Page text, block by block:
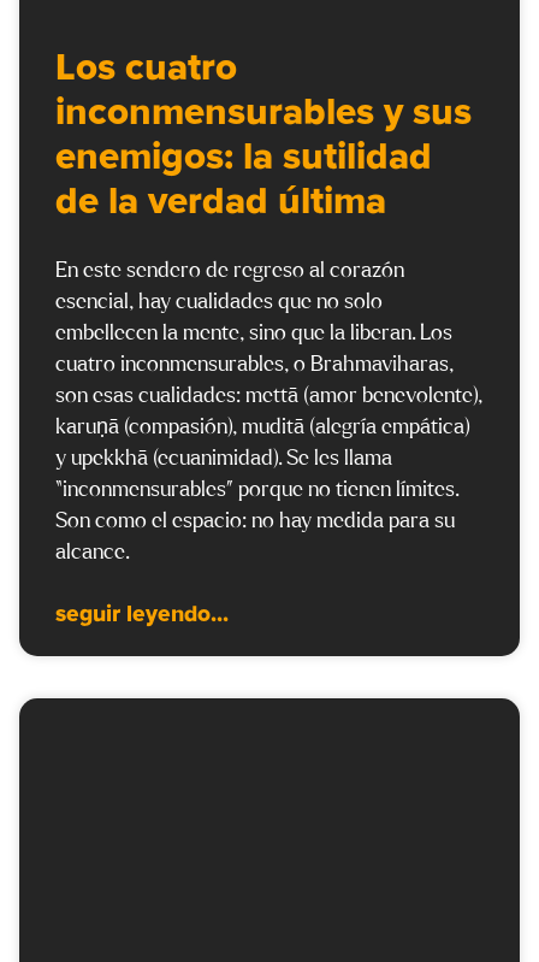
Los cuatro
inconmensurables y sus
enemigos: la sutilidad
de la verdad última
En este sendero de regreso al corazón
esencial, hay cualidades que no solo
embellecen la mente, sino que la liberan. Los
cuatro inconmensurables, o Brahmaviharas,
son esas cualidades: mettā (amor benevolente),
karuṇā (compasión), muditā (alegría empática)
y upekkhā (ecuanimidad). Se les llama
“inconmensurables” porque no tienen límites.
Son como el espacio: no hay medida para su
alcance.
seguir leyendo...